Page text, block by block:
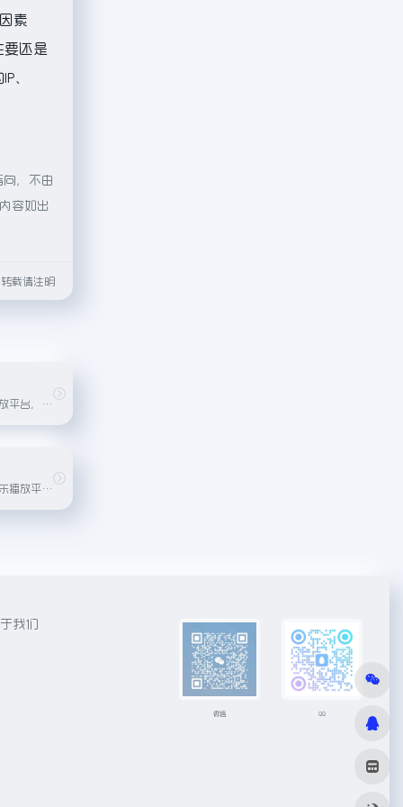
素
要还是
、
，不由
容如出
载请注明
腾讯旗下的音乐播放平台，拥有丰富的音乐库和社交功能。
中国领先的在线音乐播放平台之一，提供海量歌曲和多种音质选择。
我们
微信 QQ